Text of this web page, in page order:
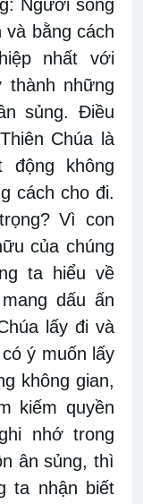
Người sống
và bằng cách
nhất với
thành những
sủng. Điều
Chúa là
động không
cách cho đi.
Vì con
của chúng
ta hiểu về
dấu ấn
lấy đi và
ý muốn lấy
không gian,
kiếm quyền
nhớ trong
ân sủng, thì
ta nhận biết